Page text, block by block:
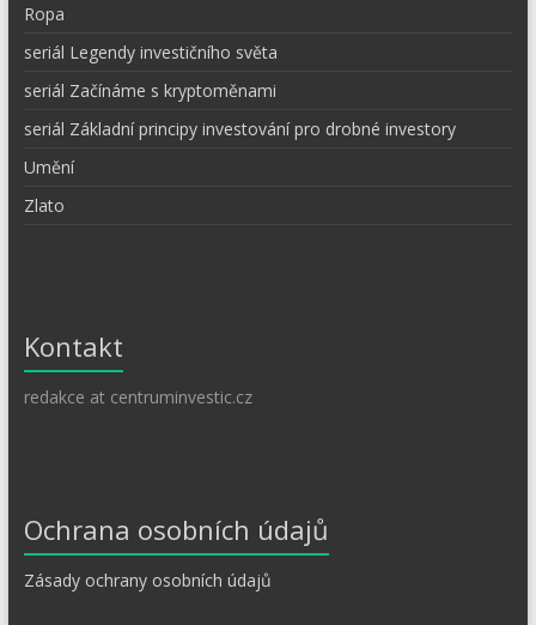
Ropa
seriál Legendy investičního světa
seriál Začínáme s kryptoměnami
seriál Základní principy investování pro drobné investory
Umění
Zlato
Kontakt
redakce at centruminvestic.cz
Ochrana osobních údajů
Zásady ochrany osobních údajů